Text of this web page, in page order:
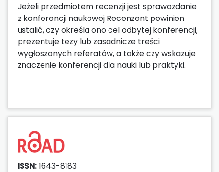
Jeżeli przedmiotem recenzji jest sprawozdanie
z konferencji naukowej Recenzent powinien
ustalić, czy określa ono cel odbytej konferencji,
prezentuje tezy lub zasadnicze treści
wygłoszonych referatów, a także czy wskazuje
znaczenie konferencji dla nauki lub praktyki.
ISSN:1643-8183